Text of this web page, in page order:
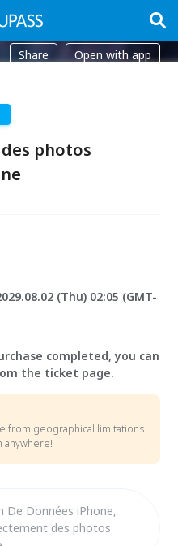
Share Open with app
photos
(Thu) 02:05 (GMT-
completed, you can
the ticket page.
from geographical limitations
De Données iPhone,
des photos